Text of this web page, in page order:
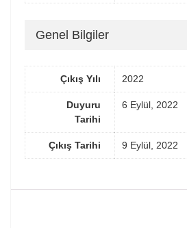
Genel Bilgiler
Çıkış Yılı 2022
Duyuru
Tarihi
6 Eylül, 2022
Çıkış Tarihi 9 Eylül, 2022